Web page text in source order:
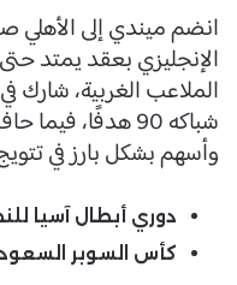
وأسهم بشكل بارز في
دوري أبطال آسيا
كأس السوبر